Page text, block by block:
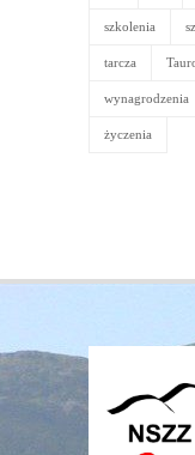
szkolenia
tarcza
wynagrodzenia
życzenia